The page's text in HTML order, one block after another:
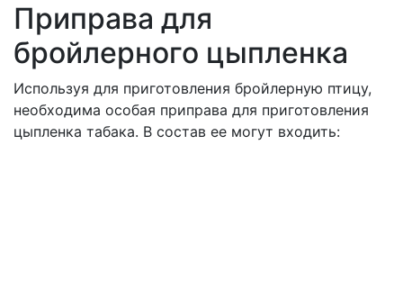
Приправа для
бройлерного цыпленка
Используя для приготовления бройлерную птицу,
необходима особая приправа для приготовления
цыпленка табака. В состав ее могут входить: